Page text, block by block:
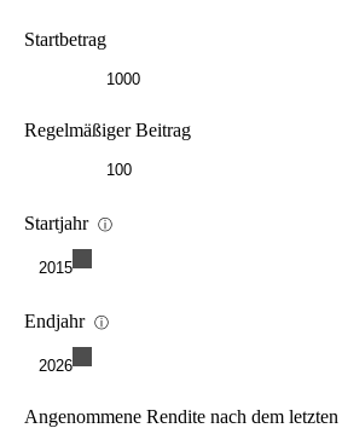
Startbetrag
Regelmäßiger Beitrag
Startjahr ⓘ
2015
Endjahr ⓘ
2026
Angenommene Rendite nach dem